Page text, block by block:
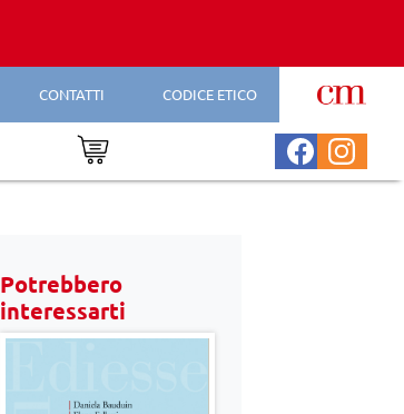
CONTATTI CODICE ETICO
Potrebbero
interessarti